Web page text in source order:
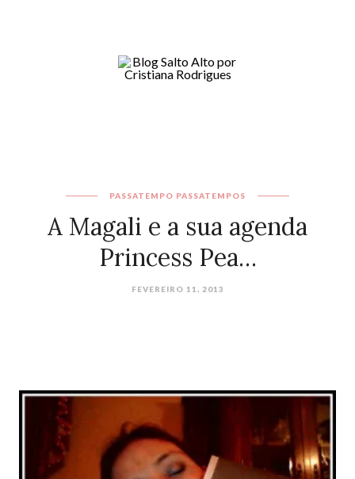
PASSATEMPO PASSATEMPOS
A Magali e a sua agenda
Princess Pea…
FEVEREIRO 11, 2013